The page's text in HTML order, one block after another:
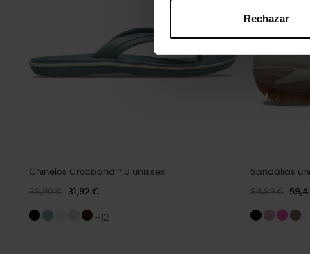
Rechazar
Chinelos Crocband™ U unissex
39,90 € 31,92 €
+12
Sandálias
84,99 €